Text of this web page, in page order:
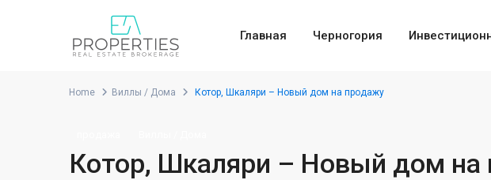
Главная Черногория
Home Виллы / Дома Котор, Шкаляри – Новый дом на продажу
Котор, Шкаляри – Новый дом на